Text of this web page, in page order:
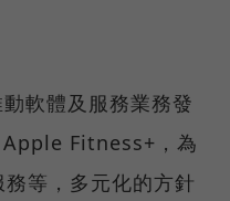
軟體及服務業務發
Fitness+，為
等，多元化的方針